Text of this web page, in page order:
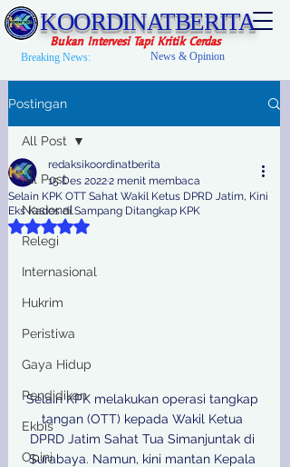
KOORDINATBERITA
Bukan Intervesi Tapi Kritik Cerdas
Breaking News: News & Opinion
Postingan
All Post
Nasional
Relegi
Internasional
Hukrim
Peristiwa
Gaya Hidup
Pendidikan
Ekbis
Opini
All Post
Selain KPK OTT Sahat Wakil Ketus DPRD Jatim, Kini
Eks Kades di Sampang Ditangkap KPK
redaksikoordinatberita
15 Des 20222 menit membaca
Dinilai NaN dari 5 bintang.
Selain KPK melakukan operasi tangkap
tangan (OTT) kepada Wakil Ketua
DPRD Jatim Sahat Tua Simanjuntak di
Surabaya. Namun, kini mantan Kepala